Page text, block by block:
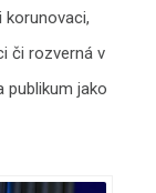
korunovaci,
či rozverná v
publikum jako